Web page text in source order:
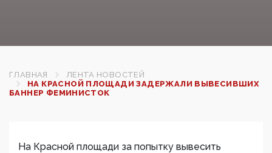
ГЛАВНАЯ
ЛЕНТА НОВОСТЕЙ
НА КРАСНОЙ ПЛОЩАДИ ЗАДЕРЖАЛИ ВЫВЕСИВШИХ
БАННЕР ФЕМИНИСТОК‍
На Красной площади за попытку вывесить